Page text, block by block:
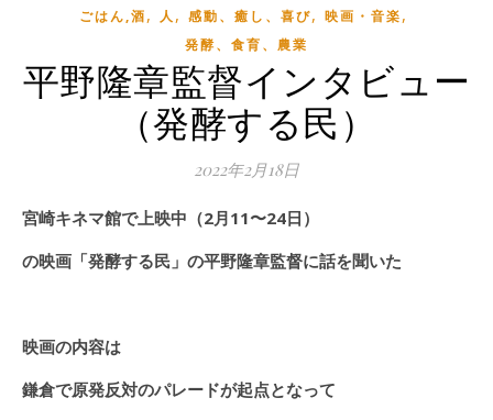
ごはん,酒, 人 , 感動、癒し、喜び, 映画・音楽,
発酵、食育、農業
平野隆章監督インタビュー
（発酵する民）
2022年2月18日
宮崎キネマ館で上映中（2月11〜24日）
の映画「発酵する民」の平野隆章監督に話を聞いた
映画の内容は
鎌倉で原発反対のパレードが起点となって